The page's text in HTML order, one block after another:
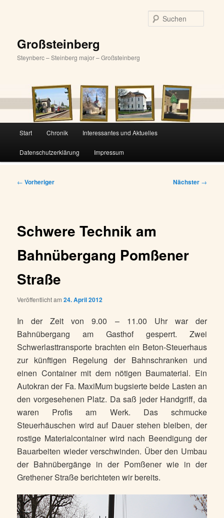
Großsteinberg
Steynberc – Steinberg major – Großsteinberg
Start Chronik Interessantes und Aktuelles
Datenschutzerklärung Impressum
Beitragsnavigation
← Vorheriger Nächster →
Schwere Technik am
Bahnübergang Pomßener
Straße
Veröffentlicht am24. April 2012
In der Zeit von 9.00 – 11.00 Uhr war der
Bahnübergang am Gasthof gesperrt. Zwei
Schwerlasttransporte brachten ein Beton-Steuerhaus
zur künftigen Regelung der Bahnschranken und
einen Container mit dem nötigen Baumaterial. Ein
Autokran der Fa. MaxiMum bugsierte beide Lasten an
den vorgesehenen Platz. Da saß jeder Handgriff, da
waren Profis am Werk. Das schmucke
Steuerhäuschen wird auf Dauer stehen bleiben, der
rostige Materialcontainer wird nach Beendigung der
Bauarbeiten wieder verschwinden. Über den Umbau
der Bahnübergänge in der Pomßener wie in der
Grethener Straße berichteten wir bereits.